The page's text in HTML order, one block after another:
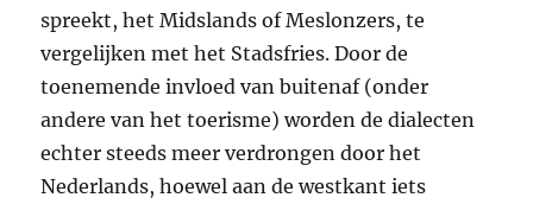
spreekt, het Midslands of Meslonzers, te
vergelijken met het Stadsfries. Door de
toenemende invloed van buitenaf (onder
andere van het toerisme) worden de dialecten
echter steeds meer verdrongen door het
Nederlands, hoewel aan de westkant iets